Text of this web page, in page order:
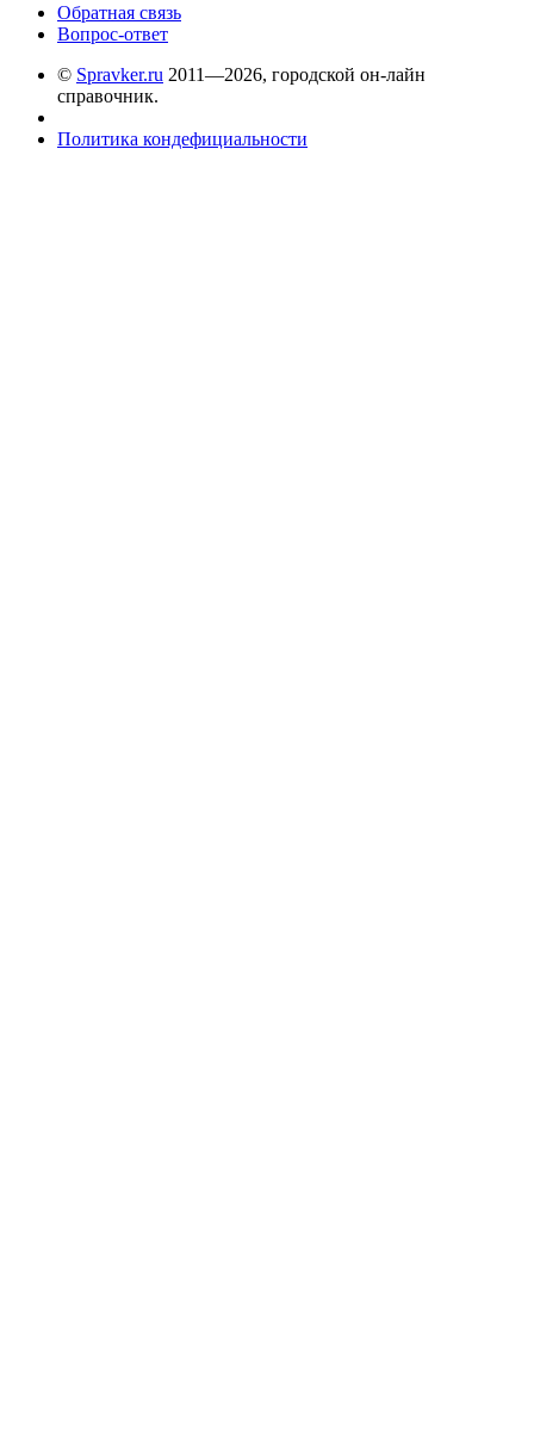
Обратная связь
Вопрос-ответ
© Spravker.ru 2011—2026, городской он-лайн
справочник.
Политика кондефициальности